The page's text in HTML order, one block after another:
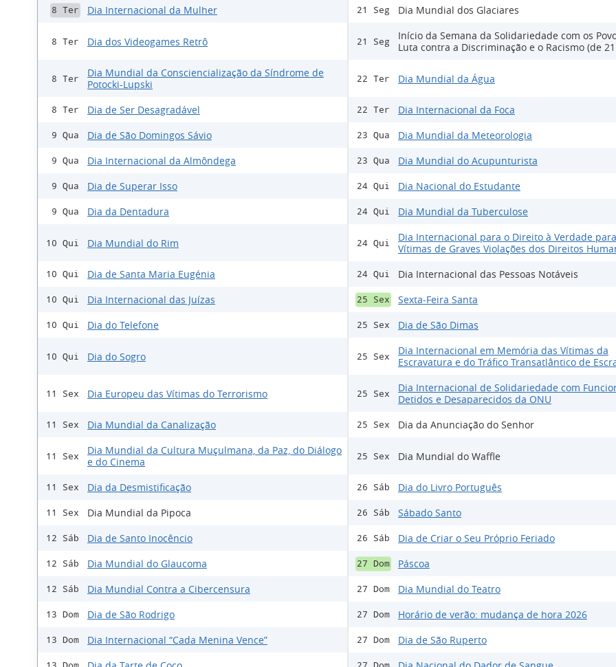
8 Ter Dia Internacional da Mulher
8 Ter Dia dos Videogames Retrô
8 Ter
Dia Mundial da Consciencialização da Síndrome de
Potocki-Lupski
8 Ter Dia de Ser Desagradável
9 Qua Dia de São Domingos Sávio
9 Qua Dia Internacional da Almôndega
9 Qua Dia de Superar Isso
9 Qua Dia da Dentadura
10 Qui Dia Mundial do Rim
10 Qui Dia de Santa Maria Eugénia
10 Qui Dia Internacional das Juízas
10 Qui Dia do Telefone
10 Qui Dia do Sogro
11 Sex Dia Europeu das Vítimas do Terrorismo
11 Sex Dia Mundial da Canalização
11 Sex
Dia Mundial da Cultura Muçulmana, da Paz, do Diálogo
e do Cinema
11 Sex Dia da Desmistificação
11 Sex Dia Mundial da Pipoca
12 Sáb Dia de Santo Inocêncio
12 Sáb Dia Mundial do Glaucoma
12 Sáb Dia Mundial Contra a Cibercensura
13 Dom Dia de São Rodrigo
13 Dom Dia Internacional “Cada Menina Vence”
21 Seg Dia Mundial dos Glaciares
21 Seg
Início da Semana da Solidariedade com os
Luta contra a Discriminação e o Racismo (de
22 Ter Dia Mundial da Água
22 Ter Dia Internacional da Foca
23 Qua Dia Mundial da Meteorologia
23 Qua Dia Mundial do Acupunturista
24 Qui Dia Nacional do Estudante
24 Qui Dia Mundial da Tuberculose
24 Qui
Dia Internacional para o Direito à Verdade
Vítimas de Graves Violações dos Direitos
24 Qui Dia Internacional das Pessoas Notáveis
25 Sex Sexta-Feira Santa
25 Sex Dia de São Dimas
25 Sex
Dia Internacional em Memória das Vítimas da
Escravatura e do Tráfico Transatlântico de
25 Sex
Dia Internacional de Solidariedade com
Detidos e Desaparecidos da ONU
25 Sex Dia da Anunciação do Senhor
25 Sex Dia Mundial do Waffle
26 Sáb Dia do Livro Português
26 Sáb Sábado Santo
26 Sáb Dia de Criar o Seu Próprio Feriado
27 Dom Páscoa
27 Dom Dia Mundial do Teatro
27 Dom Horário de verão: mudança de hora 2026
27 Dom Dia de São Ruperto